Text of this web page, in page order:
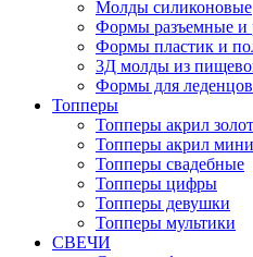
Молды силиконовые
Формы разъемные и
Формы пластик и
3Д молды из
Формы для леденцов
Топперы
Топперы акрил
Топперы акрил мини
Топперы свадебные
Топперы цифры
Топперы девушки
Топперы мультики
СВЕЧИ